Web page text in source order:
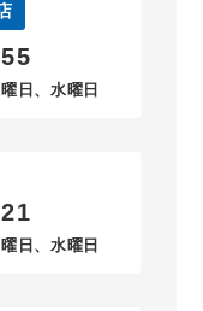
日、水曜日
日、水曜日